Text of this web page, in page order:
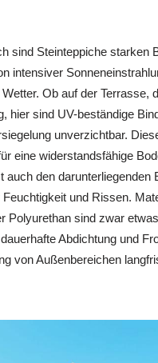
sind Steinteppiche starken
intensiver
Ob auf der Terrasse,
hier sind UV-beständige
unverzichtbar.
eine widerstandsfähige
auch den darunterliegenden
und Rissen.
Polyurethan sind zwar
Abdichtung und
von Außenbereichen